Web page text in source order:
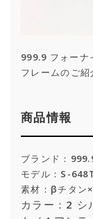
999.9 フォー
フレームのご紹
商品情報
ブランド：
モデル：S-
素材：βチタン
カラー：2 シ